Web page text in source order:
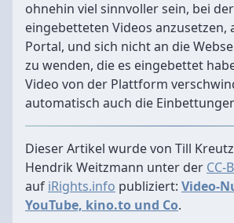
ohnehin viel sinnvoller sein, bei
eingebetteten Videos anzusetzen,
Portal, und sich nicht an die
zu wenden, die es eingebettet
Video von der Plattform
automatisch auch die
Dieser Artikel wurde von Till
Hendrik Weitzmann unter der CC-
auf iRights.info publiziert: Video-
YouTube, kino.to und Co.